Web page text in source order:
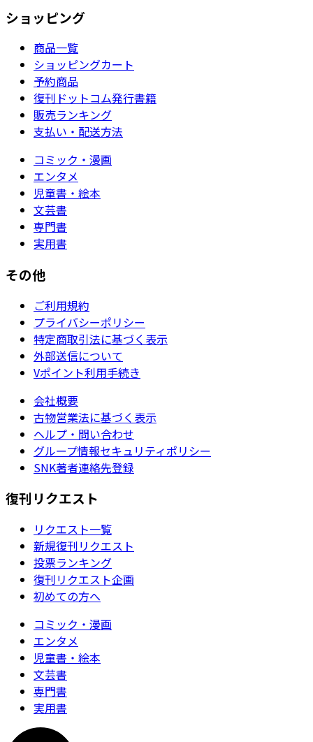
ショッピング
商品一覧
ショッピングカート
予約商品
復刊ドットコム発行書籍
販売ランキング
支払い・配送方法
コミック・漫画
エンタメ
児童書・絵本
文芸書
専門書
実用書
その他
ご利用規約
プライバシーポリシー
特定商取引法に基づく表示
外部送信について
Vポイント利用手続き
会社概要
古物営業法に基づく表示
ヘルプ・問い合わせ
グループ情報セキュリティポリシー
SNK著者連絡先登録
復刊リクエスト
リクエスト一覧
新規復刊リクエスト
投票ランキング
復刊リクエスト企画
初めての方へ
コミック・漫画
エンタメ
児童書・絵本
文芸書
専門書
実用書